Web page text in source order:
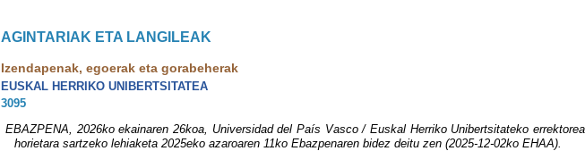
AGINTARIAK ETA LANGILEAK
Izendapenak, egoerak eta gorabeherak
EUSKAL HERRIKO UNIBERTSITATEA
3095
EBAZPENA, 2026ko ekainaren 26koa, Universidad del País Vasco / Euskal Herriko Unibertsitateko
horietara sartzeko lehiaketa 2025eko azaroaren 11ko Ebazpenaren bidez deitu zen (2025-12-02ko EHAA).